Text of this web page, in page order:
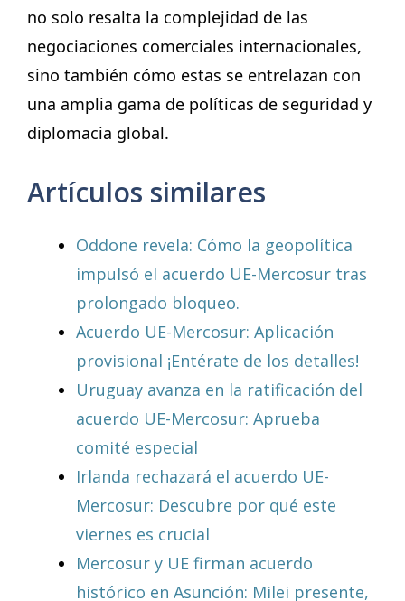
no solo resalta la complejidad de las
negociaciones comerciales internacionales,
sino también cómo estas se entrelazan con
una amplia gama de políticas de seguridad y
diplomacia global.
Artículos similares
Oddone revela: Cómo la geopolítica
impulsó el acuerdo UE-Mercosur tras
prolongado bloqueo.
Acuerdo UE-Mercosur: Aplicación
provisional ¡Entérate de los detalles!
Uruguay avanza en la ratificación del
acuerdo UE-Mercosur: Aprueba
comité especial
Irlanda rechazará el acuerdo UE-
Mercosur: Descubre por qué este
viernes es crucial
Mercosur y UE firman acuerdo
histórico en Asunción: Milei presente,